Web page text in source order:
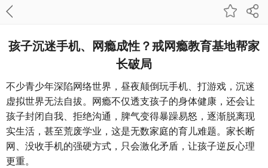
孩子沉迷手机、网瘾成性？戒网瘾教育基地帮家
长破局
不少青少年深陷网络世界，昼夜颠倒玩手机、打游戏，沉迷
虚拟世界无法自拔。网瘾不仅透支孩子的身体健康，还会让
孩子封闭自我、拒绝沟通，脾气变得暴躁易怒，逐渐脱离现
实生活，甚至荒废学业，这是无数家庭的育儿难题。家长断
网、没收手机的强硬方式，只会激化矛盾，让孩子逆反心理
更重。